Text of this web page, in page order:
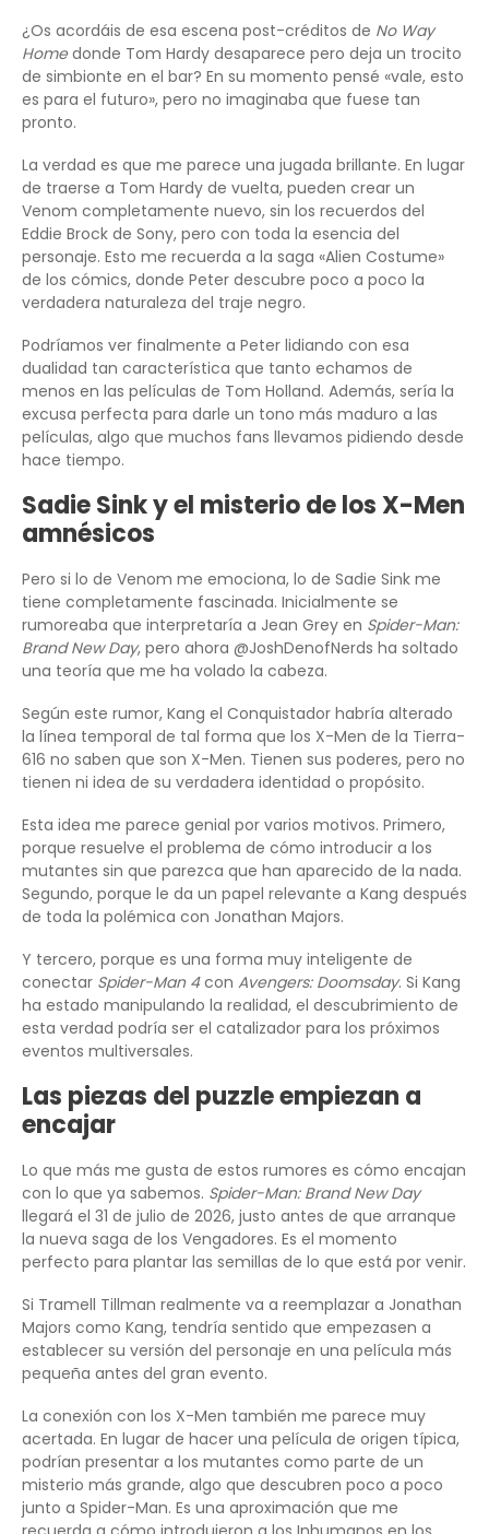
¿Os acordáis de esa escena post-créditos de No Way
Homedonde Tom Hardy desaparece pero deja un trocito
de simbionte en el bar? En su momento pensé «vale, esto
es para el futuro», pero no imaginaba que fuese tan
pronto.
La verdad es que me parece una jugada brillante. En lugar
de traerse a Tom Hardy de vuelta, pueden crear un
Venom completamente nuevo, sin los recuerdos del
Eddie Brock de Sony, pero con toda la esencia del
personaje. Esto me recuerda a la saga «Alien Costume»
de los cómics, donde Peter descubre poco a poco la
verdadera naturaleza del traje negro.
Podríamos ver finalmente a Peter lidiando con esa
dualidad tan característica que tanto echamos de
menos en las películas de Tom Holland. Además, sería la
excusa perfecta para darle un tono más maduro a las
películas, algo que muchos fans llevamos pidiendo desde
hace tiempo.
Sadie Sink y el misterio de los X-Men
amnésicos
Pero si lo de Venom me emociona, lo de Sadie Sink me
tiene completamente fascinada. Inicialmente se
rumoreaba que interpretaría a Jean Grey en Spider-Man:
Brand New Day, pero ahora @JoshDenofNerds ha soltado
una teoría que me ha volado la cabeza.
Según este rumor, Kang el Conquistador habría alterado
la línea temporal de tal forma que los X-Men de la Tierra-
616 no saben que son X-Men. Tienen sus poderes, pero no
tienen ni idea de su verdadera identidad o propósito.
Esta idea me parece genial por varios motivos. Primero,
porque resuelve el problema de cómo introducir a los
mutantes sin que parezca que han aparecido de la nada.
Segundo, porque le da un papel relevante a Kang después
de toda la polémica con Jonathan Majors.
Y tercero, porque es una forma muy inteligente de
conectar Spider-Man 4con Avengers: Doomsday. Si Kang
ha estado manipulando la realidad, el descubrimiento de
esta verdad podría ser el catalizador para los próximos
eventos multiversales.
Las piezas del puzzle empiezan a
encajar
Lo que más me gusta de estos rumores es cómo encajan
con lo que ya sabemos. Spider-Man: Brand New Day
llegará el 31 de julio de 2026, justo antes de que arranque
la nueva saga de los Vengadores. Es el momento
perfecto para plantar las semillas de lo que está por venir.
Si Tramell Tillman realmente va a reemplazar a Jonathan
Majors como Kang, tendría sentido que empezasen a
establecer su versión del personaje en una película más
pequeña antes del gran evento.
La conexión con los X-Men también me parece muy
acertada. En lugar de hacer una película de origen típica,
podrían presentar a los mutantes como parte de un
misterio más grande, algo que descubren poco a poco
junto a Spider-Man. Es una aproximación que me